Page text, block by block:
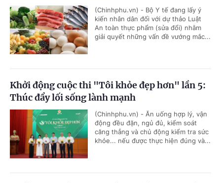
(Chinhphu.vn) - Bộ Y tế đang lấy ý
kiến nhân dân đối với dự thảo Luật
An toàn thực phẩm (sửa đổi) nhằm
giải quyết những vấn đề vướng mắc...
Khởi động cuộc thi "Tôi khỏe đẹp hơn" lần 5:
Thúc đẩy lối sống lành mạnh
(Chinhphu.vn) - Ăn uống hợp lý, vận
động đều đặn, ngủ đủ, kiểm soát
căng thẳng và chủ động kiểm tra sức
khỏe... nếu được thực hiện đúng và...